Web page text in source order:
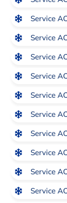
Service
Service
Service
Service
Service
Service
Service
Service
Service
Service